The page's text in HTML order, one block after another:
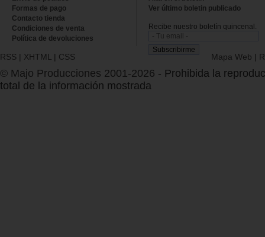
Formas de pago
Contacto tienda
Condiciones de venta
Política de devoluciones
Ver último boletin publicado
Recibe nuestro boletín quincenal.
RSS | XHTML | CSS Mapa Web |
© Majo Producciones 2001-2026 - Prohibida la
total de la información mostrada